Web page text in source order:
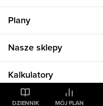
DZIENNIK MÓJ PLAN
Polityka prywatności
Regulamin
RODO
Aplikacja
Dane kontaktowe
Plany
Plany dla kobiet
Plany dla mężczyzn
Plany dietetyczne
Plany treningowe
Cennik
Nasze sklepy
Allnutrition.pl
Allnutrition.cz
Allnutrition.sk
Kalkulatory
Kalkulator BMI
Pomoc